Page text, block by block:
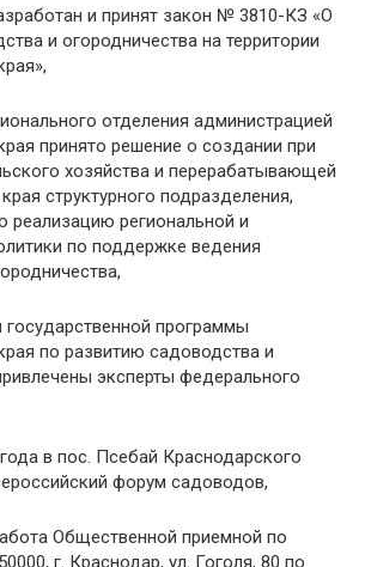
и принят закон № 3810-КЗ «О
и огородничества на территории
отделения администрацией
принято решение о создании при
хозяйства и перерабатывающей
структурного подразделения,
реализацию региональной и
по поддержке ведения
программы
по развитию садоводства и
эксперты федерального
в пос. Псебай Краснодарского
форум садоводов,
Общественной приемной по
г. Краснодар, ул. Гоголя, 80 по